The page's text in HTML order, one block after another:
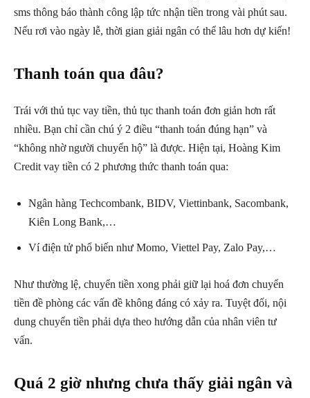
sms thông báo thành công lập tức nhận tiền trong vài phút sau.
Nếu rơi vào ngày lễ, thời gian giải ngân có thể lâu hơn dự kiến!
Thanh toán qua đâu?
Trái với thủ tục vay tiền, thủ tục thanh toán đơn giản hơn rất
nhiều. Bạn chỉ cần chú ý 2 điều “thanh toán đúng hạn” và
“không nhờ người chuyển hộ” là được. Hiện tại, Hoàng Kim
Credit vay tiền có 2 phương thức thanh toán qua:
Ngân hàng Techcombank, BIDV, Viettinbank, Sacombank,
Kiên Long Bank,…
Ví điện tử phổ biến như Momo, Viettel Pay, Zalo Pay,…
Như thường lệ, chuyển tiền xong phải giữ lại hoá đơn chuyển
tiền đề phòng các vấn đề không đáng có xảy ra. Tuyệt đối, nội
dung chuyển tiền phải dựa theo hướng dẫn của nhân viên tư
vấn.
Quá 2 giờ nhưng chưa thấy giải ngân và